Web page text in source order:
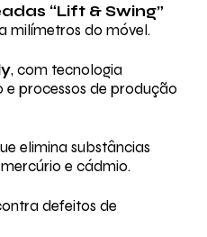
“Lift & Swing”
milímetros do móvel.
, com tecnologia
e processos de produção
elimina substâncias
e cádmio.
defeitos de